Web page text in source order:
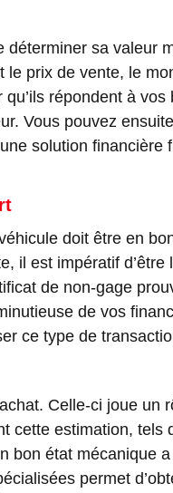
sa valeur
prix de vente, le
répondent à
Vous pouvez
solution financière
doit être en
il est impératif d’être
de non-gage
de vos
ce type de
Celle-ci joue un
cette estimation, tels
bon état mécanique
permet